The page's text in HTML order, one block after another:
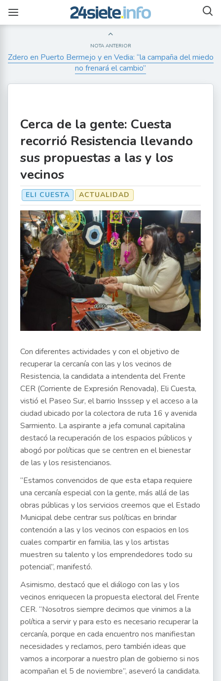
NOTA ANTERIOR
Zdero en Puerto Bermejo y en Vedia: “la campaña del miedo
no frenará el cambio”
Cerca de la gente: Cuesta
recorrió Resistencia llevando
sus propuestas a las y los
vecinos
ELI CUESTA ACTUALIDAD
Con diferentes actividades y con el objetivo de
recuperar la cercanía con las y los vecinos de
Resistencia, la candidata a intendenta del Frente
CER (Corriente de Expresión Renovada), Eli Cuesta,
vistió el Paseo Sur, el barrio Insssep y el acceso a la
ciudad ubicado por la colectora de ruta 16 y avenida
Sarmiento. La aspirante a jefa comunal capitalina
destacó la recuperación de los espacios públicos y
abogó por políticas que se centren en el bienestar
de las y los resistencianos.
“Estamos convencidos de que esta etapa requiere
una cercanía especial con la gente, más allá de las
obras públicas y los servicios creemos que el Estado
Municipal debe centrar sus políticas en brindar
contención a las y los vecinos con espacios en los
cuales compartir en familia, las y los artistas
muestren su talento y los emprendedores todo su
potencial”, manifestó.
Asimismo, destacó que el diálogo con las y los
vecinos enriquecen la propuesta electoral del Frente
CER. “Nosotros siempre decimos que vinimos a la
política a servir y para esto es necesario recuperar la
cercanía, porque en cada encuentro nos manifiestan
necesidades y reclamos, pero también ideas que
vamos a incorporar a nuestro plan de gobierno si nos
acompañan el 5 de noviembre”, aseveró la candidata.